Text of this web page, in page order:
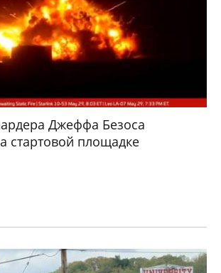
Джеффа Безоса
стартовой площадке